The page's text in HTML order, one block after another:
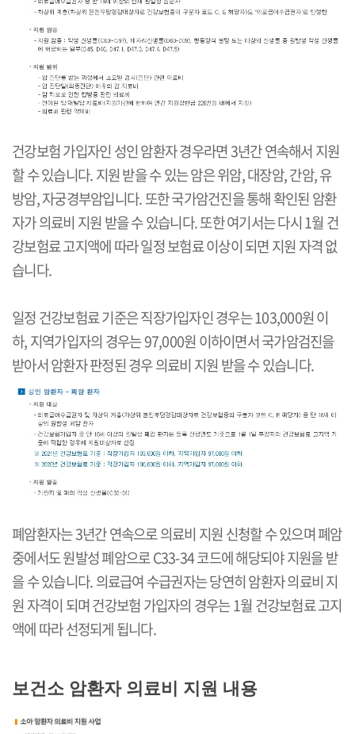
건강보험 가입자인 성인 암환자 경우라면 3년간 연속해서 지원
할 수 있습니다. 지원 받을 수 있는 암은 위암, 대장암, 간암, 유
방암, 자궁경부암입니다. 또한 국가암건진을 통해 확인된 암환
자가 의료비 지원 받을 수 있습니다. 또한 여기서는 다시 1월 건
강보험료 고지액에 따라 일정 보험료 이상이 되면 지원 자격 없
습니다.
일정 건강보험료 기준은 직장가입자인 경우는 103,000원 이
하, 지역가입자의 경우는 97,000원 이하이면서 국가암검진을
받아서 암환자 판정된 경우 의료비 지원 받을 수 있습니다.
폐암환자는 3년간 연속으로 의료비 지원 신청할 수 있으며 폐암
중에서도 원발성 폐암으로 C33-34 코드에 해당되야 지원을 받
을 수 있습니다. 의료급여 수급권자는 당연히 암환자 의료비 지
원 자격이 되며 건강보험 가입자의 경우는 1월 건강보험료 고지
액에 따라 선정되게 됩니다.
보건소 암환자 의료비 지원 내용